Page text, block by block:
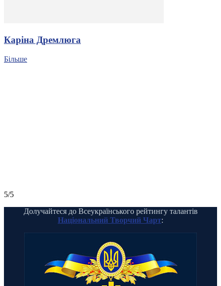
Каріна Дремлюга
Більше
5/5
Долучайтеся до Всеукраїнського рейтингу талантів
Національний Творчий Чарт: